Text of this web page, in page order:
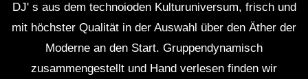
WICHTIG:
Du solltest übrigens gerade weil die Künstler mit
Streaming nicht gerade viel verdienen, sie am besten
DJ' s aus dem technoioden Kulturuniversum, frisch und
mit höchster Qualität in der Auswahl über den Äther der
Moderne an den Start. Gruppendynamisch
zusammengestellt und Hand verlesen finden wir